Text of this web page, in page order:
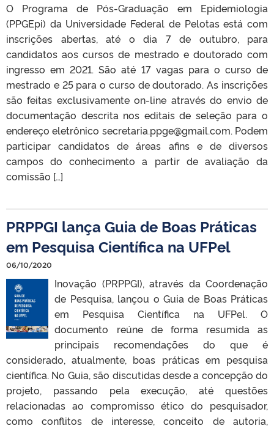
O Programa de Pós-Graduação em Epidemiologia
(PPGEpi) da Universidade Federal de Pelotas está com
inscrições abertas, até o dia 7 de outubro, para
candidatos aos cursos de mestrado e doutorado com
ingresso em 2021. São até 17 vagas para o curso de
mestrado e 25 para o curso de doutorado. As inscrições
são feitas exclusivamente on-line através do envio de
documentação descrita nos editais de seleção para o
endereço eletrônico secretaria.ppge@gmail.com. Podem
participar candidatos de áreas afins e de diversos
campos do conhecimento a partir de avaliação da
comissão […]
PRPPGI lança Guia de Boas Práticas
em Pesquisa Científica na UFPel
06/10/2020
Inovação (PRPPGI), através da Coordenação
de Pesquisa, lançou o Guia de Boas Práticas
em Pesquisa Científica na UFPel. O
documento reúne de forma resumida as
principais recomendações do que é
considerado, atualmente, boas práticas em pesquisa
científica. No Guia, são discutidas desde a concepção do
projeto, passando pela execução, até questões
relacionadas ao compromisso ético do pesquisador,
como conflitos de interesse, conceito de autoria,